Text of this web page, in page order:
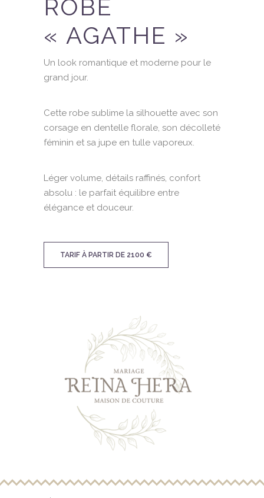
ROBE
« AGATHE »
Un look romantique et moderne pour le
grand jour.
Cette robe sublime la silhouette avec son
corsage en dentelle florale, son décolleté
féminin et sa jupe en tulle vaporeux.
Léger volume, détails raffinés, confort
absolu : le parfait équilibre entre
élégance et douceur.
TARIF À PARTIR DE 2100 €